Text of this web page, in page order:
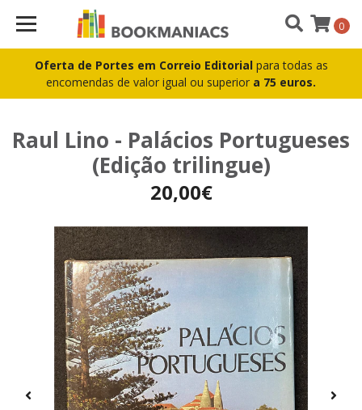
Oferta de Portes em Correio Editorial para todas as
encomendas de valor igual ou superior a 75 euros.
0
Raul Lino - Palácios Portugueses
(Edição trilingue)
20,00€